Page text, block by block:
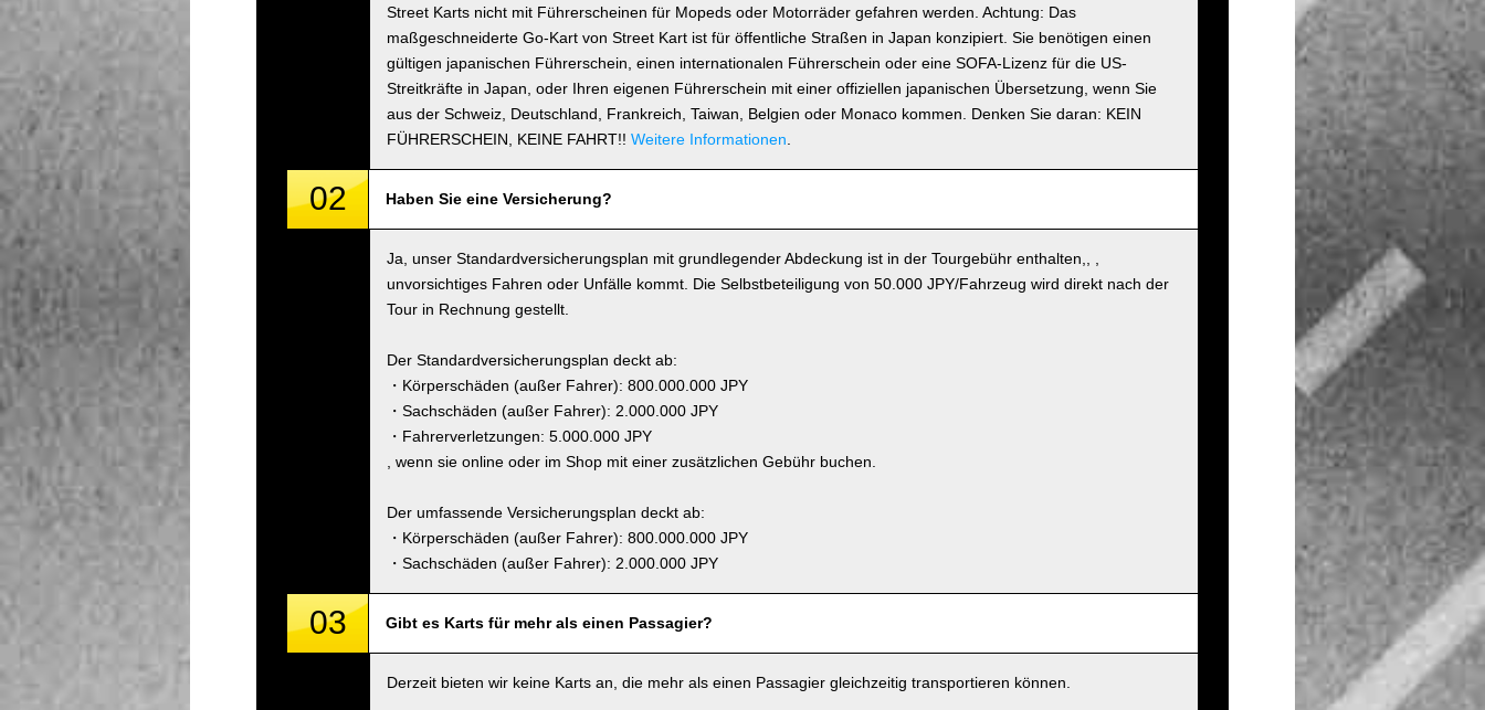
Street Karts nicht mit Führerscheinen für Mopeds oder Motorräder gefahren werden. Achtung: Das
maßgeschneiderte Go-Kart von Street Kart ist für öffentliche Straßen in Japan konzipiert. Sie benötigen einen
gültigen japanischen Führerschein, einen internationalen Führerschein oder eine SOFA-Lizenz für die US-
Streitkräfte in Japan, oder Ihren eigenen Führerschein mit einer offiziellen japanischen Übersetzung, wenn Sie
aus der Schweiz, Deutschland, Frankreich, Taiwan, Belgien oder Monaco kommen. Denken Sie daran: KEIN
FÜHRERSCHEIN, KEINE FAHRT!! Weitere Informationen
02 Haben Sie eine Versicherung?
Ja, unser Standardversicherungsplan mit grundlegender Abdeckung ist in der Tourgebühr enthalten,, ,
unvorsichtiges Fahren oder Unfälle kommt. Die Selbstbeteiligung von 50.000 JPY/Fahrzeug wird direkt nach der
Tour in Rechnung gestellt.
Der Standardversicherungsplan deckt ab:
・Körperschäden (außer Fahrer): 800.000.000 JPY
・Sachschäden (außer Fahrer): 2.000.000 JPY
・Fahrerverletzungen: 5.000.000 JPY
, wenn sie online oder im Shop mit einer zusätzlichen Gebühr buchen.
Der umfassende Versicherungsplan deckt ab:
・Körperschäden (außer Fahrer): 800.000.000 JPY
・Sachschäden (außer Fahrer): 2.000.000 JPY
03 Gibt es Karts für mehr als einen Passagier?
Derzeit bieten wir keine Karts an, die mehr als einen Passagier gleichzeitig transportieren können.